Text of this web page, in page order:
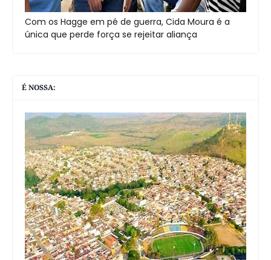
Com os Hagge em pé de guerra, Cida Moura é a
única que perde força se rejeitar aliança
É NOSSA: